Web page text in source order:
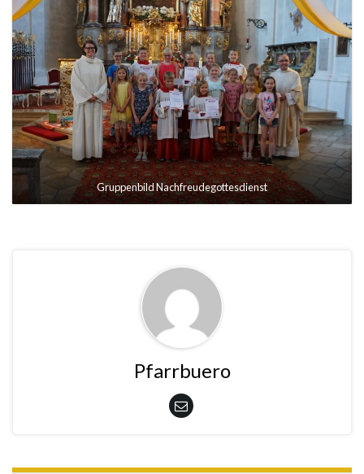
Gruppenbild Nachfreudegottesdienst
Pfarrbuero